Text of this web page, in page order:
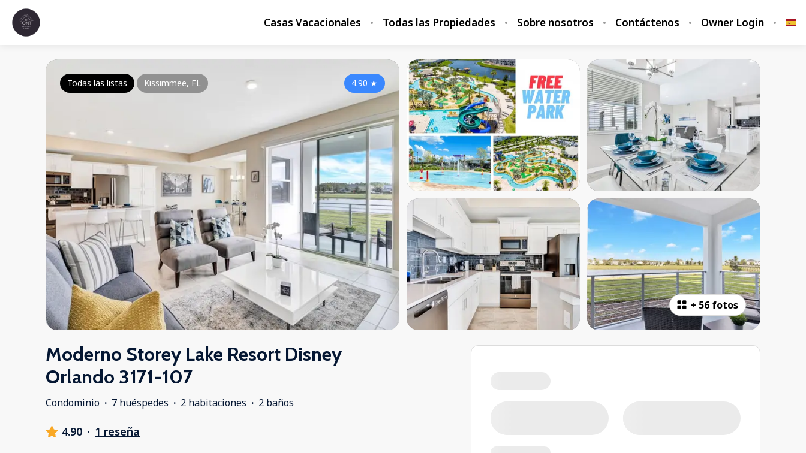
Casas Vacacionales Todas las Propiedades Sobre nosotros Contáctenos Owner Login
+ 56 fotos
4.90 ★
Todas las listas Kissimmee, FL
Moderno Storey Lake Resort Disney
Orlando 3171-107
Condominio · 7 huéspedes · 2 habitaciones · 2 baños
4.90 · 1 reseña